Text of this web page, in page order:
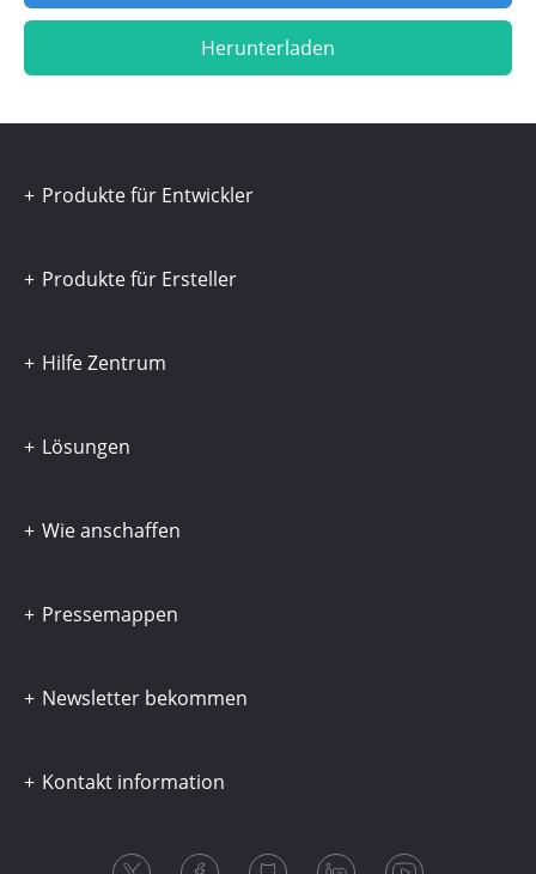
Herunterladen
Produkte für Entwickler
Produkte für Ersteller
Hilfe Zentrum
Lösungen
Wie anschaffen
Pressemappen
Newsletter bekommen
Kontakt information